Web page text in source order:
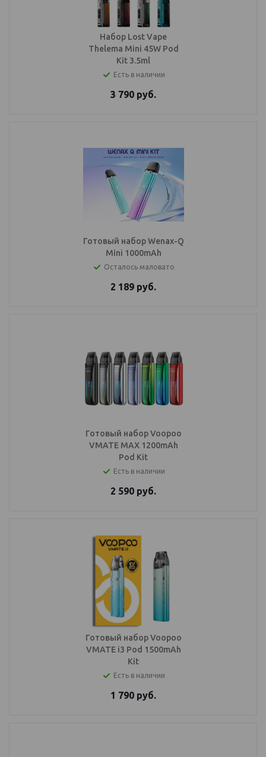
Набор Lost Vape
Thelema Mini 45W Pod
Kit 3.5ml
Есть в наличии
3 790 руб.
Готовый набор Wenax-Q
Mini 1000mAh
Осталось маловато
2 189 руб.
Готовый набор Voopoo
VMATE MAX 1200mAh
Pod Kit
Есть в наличии
2 590 руб.
Готовый набор Voopoo
VMATE i3 Pod 1500mAh
Kit
Есть в наличии
1 790 руб.